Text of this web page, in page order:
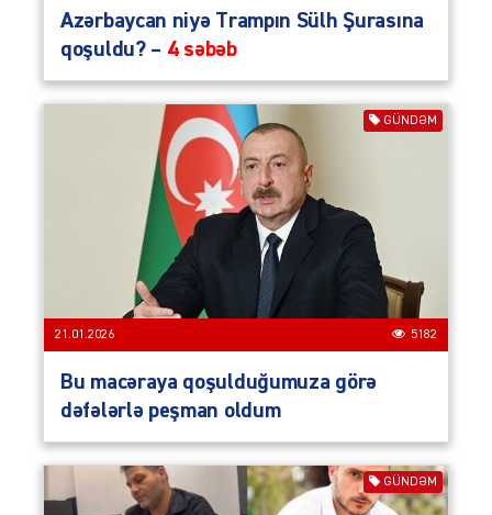
Azərbaycan niyə Trampın Sülh Şurasına
qoşuldu? – 4 səbəb
GÜNDƏM
21.01.2026 5182
Bu macəraya qoşulduğumuza görə
dəfələrlə peşman oldum
GÜNDƏM